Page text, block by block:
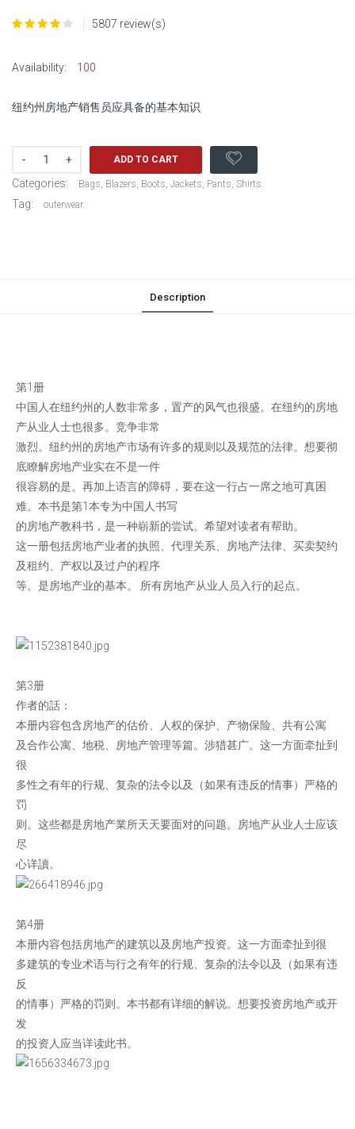
5807 review(s)
Availability: 100
纽约州房地产销售员应具备的基本知识
+
- ADD TO CART
Categories: Bags, Blazers, Boots, Jackets, Pants, Shirts.
Tag: outerwear.
Description
第1册
中国人在纽约州的人数非常多，置产的风气也很盛。在纽约的房地
产从业人士也很多。竞争非常
激烈。纽约州的房地产市场有许多的规则以及规范的法律。想要彻
底瞭解房地产业实在不是一件
很容易的是。再加上语言的障碍，要在这一行占一席之地可真困
难。本书是第1本专为中国人书写
的房地产教科书，是一种崭新的尝试。希望对读者有帮助。
这一册包括房地产业者的执照、代理关系、房地产法律、买卖契约
及租约、产权以及过户的程序
等。是房地产业的基本。 所有房地产从业人员入行的起点。
第3册
作者的話：
本册内容包含房地产的估价、人权的保护、产物保险、共有公寓
及合作公寓、地税、房地产管理等篇。涉猎甚广。这一方面牵扯到
很
多性之有年的行规、复杂的法令以及（如果有违反的情事）严格的
罚
则。这些都是房地产業所天天要面对的问题。房地产从业人士应该
尽
心详讀。
第4册
本册内容包括房地产的建筑以及房地产投资。这一方面牵扯到很
多建筑的专业术语与行之有年的行规、复杂的法令以及（如果有违
反
的情事）严格的罚则。本书都有详细的解说。想要投资房地产或开
发
的投资人应当详读此书。